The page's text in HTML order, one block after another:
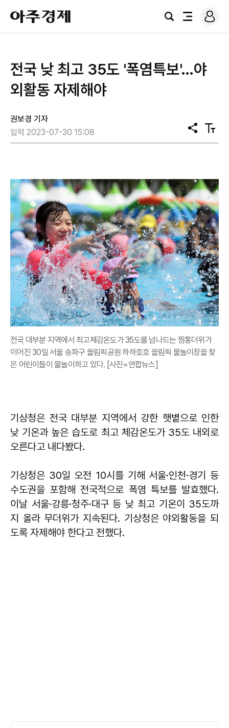
아
주
경
검
전
로
그
전국 낮 최고 35도 '폭염특보'…야
외활동 자제해야
권보경 기자
입력 2023-07-30 15:08
공
유
텍
스
전국 대부분 지역에서 최고체감온도가 35도를 넘나드는 찜통더위가
이어진 30일 서울 송파구 올림픽공원 하하호호 올림픽 물놀이장을 찾
은 어린이들이 물놀이하고 있다. [사진=연합뉴스]
기상청은 전국 대부분 지역에서 강한 햇볕으로 인한
낮 기온과 높은 습도로 최고 체감온도가 35도 내외로
오른다고 내다봤다.
기상청은 30일 오전 10시를 기해 서울·인천·경기 등
수도권을 포함해 전국적으로 폭염 특보를 발효했다.
이날 서울·강릉·청주·대구 등 낮 최고 기온이 35도까
지 올라 무더위가 지속된다. 기상청은 야외활동을 되
도록 자제해야 한다고 전했다.